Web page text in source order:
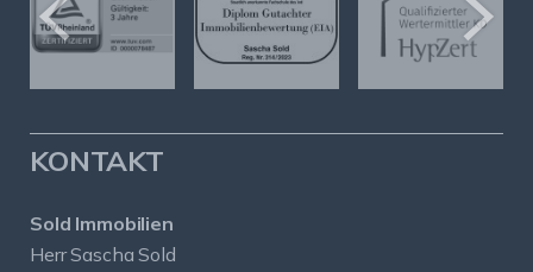
KONTAKT
Sold Immobilien
Herr Sascha Sold